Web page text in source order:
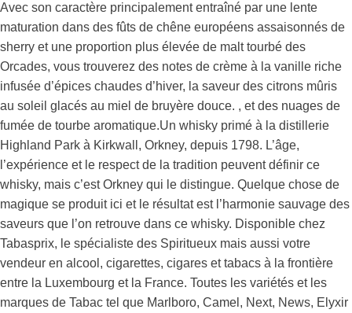
Avec son caractère principalement entraîné par une lente
maturation dans des fûts de chêne européens assaisonnés de
sherry et une proportion plus élevée de malt tourbé des
Orcades, vous trouverez des notes de crème à la vanille riche
infusée d’épices chaudes d’hiver, la saveur des citrons mûris
au soleil glacés au miel de bruyère douce. , et des nuages de
fumée de tourbe aromatique.Un whisky primé à la distillerie
Highland Park à Kirkwall, Orkney, depuis 1798. L’âge,
l’expérience et le respect de la tradition peuvent définir ce
whisky, mais c’est Orkney qui le distingue. Quelque chose de
magique se produit ici et le résultat est l’harmonie sauvage des
saveurs que l’on retrouve dans ce whisky. Disponible chez
Tabasprix, le spécialiste des Spiritueux mais aussi votre
vendeur en alcool, cigarettes, cigares et tabacs à la frontière
entre la Luxembourg et la France. Toutes les variétés et les
marques de Tabac tel que Marlboro, Camel, Next, News, Elyxir